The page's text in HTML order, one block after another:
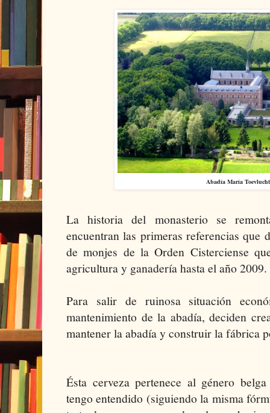
Abadía María Toevlucht
La historia del monasterio se
encuentran las primeras referencias que
de monjes de la Orden Cisterciense
agricultura y ganadería hasta el año
Para salir de ruinosa situación
mantenimiento de la abadía, deciden
mantener la abadía y construir la fábrica
Ésta cerveza pertenece al género
tengo entendido (siguiendo la misma